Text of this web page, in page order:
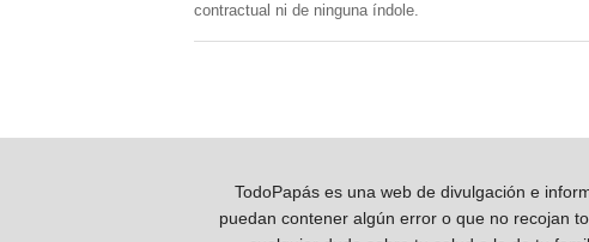
contractual ni de ninguna índole.
TodoPapás es una web de divulgación e
puedan contener algún error o que no recojan